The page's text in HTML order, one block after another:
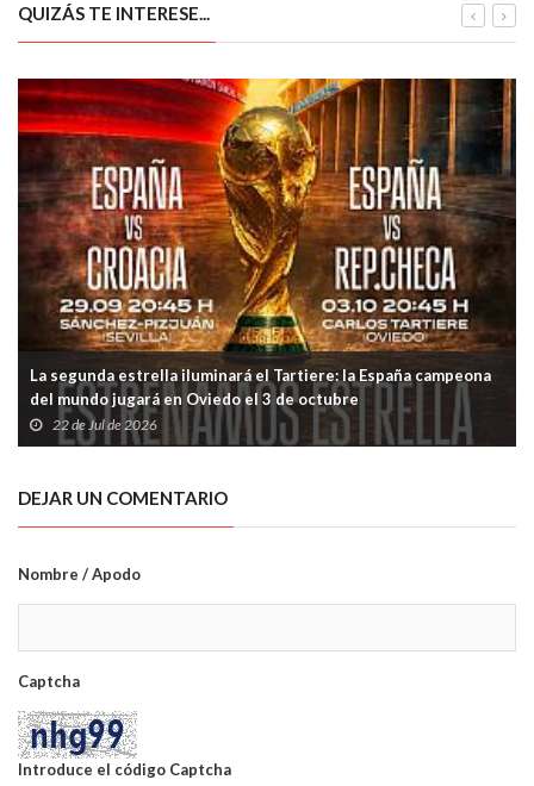
QUIZÁS TE INTERESE...
La segunda estrella iluminará el Tartiere: la España campeona
del mundo jugará en Oviedo el 3 de octubre
22 de Jul de 2026
DEJAR UN COMENTARIO
Nombre / Apodo
Captcha
Introduce el código Captcha